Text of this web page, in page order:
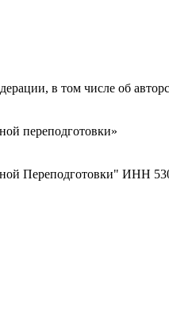
в том числе об
переподготовки»
Переподготовки" ИНН